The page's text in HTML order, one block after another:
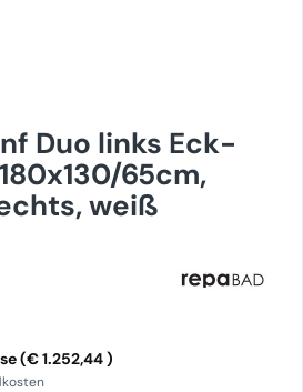
Duo links Eck-
65cm,
weiß
(€ 1.252,44 )